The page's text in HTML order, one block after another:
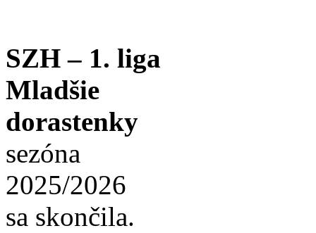
SZH – 1. liga
Mladšie
dorastenky
sezóna
2025/2026
sa skončila.